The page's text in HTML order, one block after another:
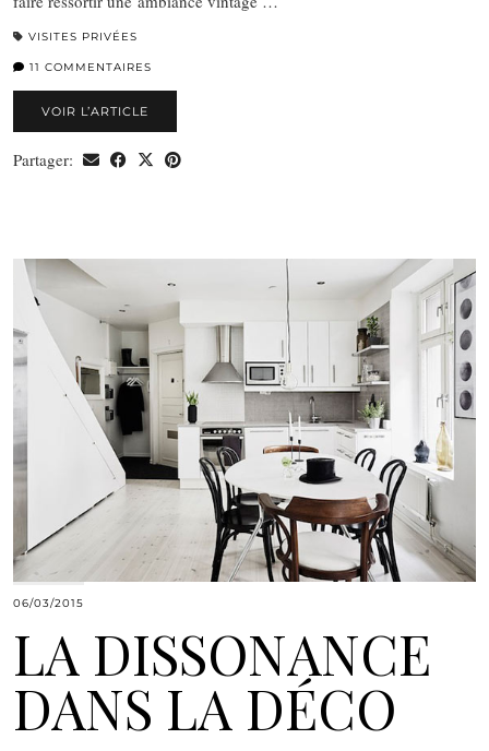
VISITES PRIVÉES
11 COMMENTAIRES
VOIR L’ARTICLE
Partager:
06/03/2015
LA DISSONANCE
DANS LA DÉCO